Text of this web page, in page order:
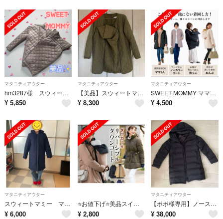
マタニティアウター
hm3287様 スウィートマミー ママコート キルティング おんぶ可 3way
¥ 5,850
マタニティアウター
【美品】スウィートマミー ダッカーつき ママコート おんぶ 抱っこ カーキ L
¥ 8,300
マタニティアウター
SWEET MOMMY ママコート グレージュ
¥ 4,500
マタニティアウター
スウィートマミー ママ・パパ兼用超軽量コート ネイビー かな様専用
¥ 6,000
⭐️お値下げ⭐️美品スイートマミー リバーシブル 4wayプレミアムダウン
¥ 2,800
マタニティアウター
【ポポ様専用】ノースフェイス マタニティダウンコート
¥ 38,000